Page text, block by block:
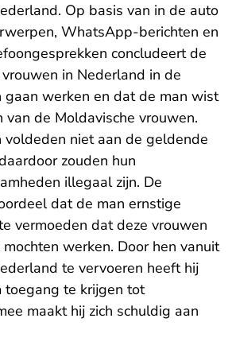
Op basis van in de auto
WhatsApp-berichten en
concludeert de
in Nederland in de
werken en dat de man wist
van de Moldavische vrouwen.
voldeden niet aan de geldende
zouden hun
illegaal zijn. De
dat de man ernstige
vermoeden dat deze vrouwen
werken. Door hen vanuit
te vervoeren heeft hij
toegang te krijgen tot
maakt hij zich schuldig aan